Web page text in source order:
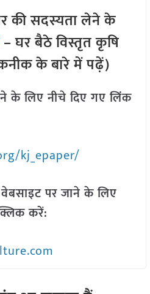
की सदस्यता लेने के
– घर बैठे विस्तृत कृषि
के बारे में पढ़ें)
लिए नीचे दिए गए लिंक
kj_epaper/
पर जाने के लिए
करें: